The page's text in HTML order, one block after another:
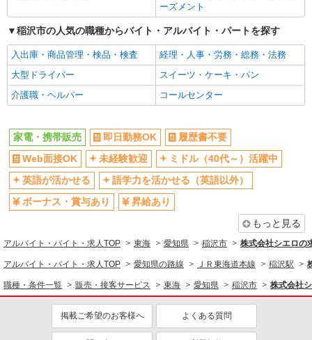
ーズメント
稲沢市の人気の職種からバイト・アルバイト・パートを探す
入出庫・商品管理・検品・検査
経理・人事・労務・総務・法務
大型ドライバー
スイーツ・ケーキ・パン
介護職・ヘルパー
コールセンター
家電・携帯販売 即日勤務OK
履歴書不要
Web面接OK
未経験歓迎
ミドル（40代～）活躍中
英語が活かせる
語学力を活かせる（英語以外）
ボーナス・賞与あり
昇給あり
もっと見る
アルバイト・バイト・求人TOP 東海 愛知県 稲沢市 株式会社シエロの
アルバイト・バイト・求人TOP 愛知県の路線 ＪＲ東海道本線 稲沢駅
職種・条件一覧 販売・接客サービス 東海 愛知県 稲沢市 株式会社
掲載ご希望のお客様へ よくある質問